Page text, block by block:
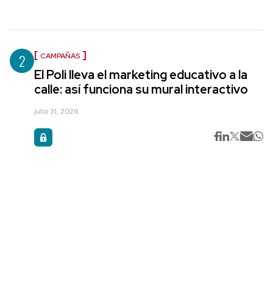
2 CAMPAÑAS
El Poli lleva el marketing educativo a la
calle: así funciona su mural interactivo
julio 31, 2026